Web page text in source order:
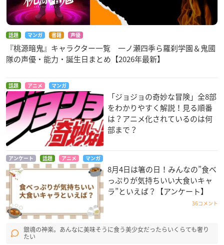
話題 マンガ 書籍 声優
『桃源暗鬼』キャラクター一覧 一ノ瀬四季ら羅刹学園＆鬼國
隊の声優・能力・誕生日まとめ【2026年最新】
話題 アニメ マンガ
「ジョジョの奇妙な冒険」全8部
をわかりやすく解説！見る順番
は？アニメ化されているのは何
部まで？
アンケート 話題 アニメ マンガ
8月4日は箸の日！みんなの”食べ
っぷりが気持ちいい大食いキャ
ラ”といえば？【アンケート】
36コメント
銀魂の神楽。あんなに美味そうに食う美少女だったらいくらても奢り
たい